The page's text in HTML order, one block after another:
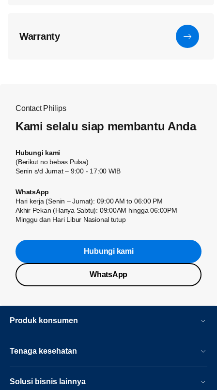
Warranty
Contact Philips
Kami selalu siap membantu Anda
Hubungi kami
(Berikut no bebas Pulsa)
Senin s/d Jumat – 9:00 - 17:00 WIB
WhatsApp
Hari kerja (Senin – Jumat): 09:00 AM to 06:00 PM
Akhir Pekan (Hanya Sabtu): 09:00AM hingga 06:00PM
Minggu dan Hari Libur Nasional tutup
Hubungi kami
WhatsApp
Produk konsumen
Tenaga kesehatan
Solusi bisnis lainnya